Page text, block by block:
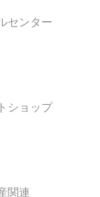
センター
ショップ
関連